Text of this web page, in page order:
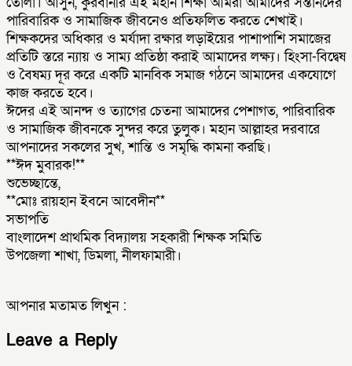
পারিবারিক ও সামাজিক জীবনেও প্রতিফলিত করতে শেখাই।
শিক্ষকদের অধিকার ও মর্যাদা রক্ষার লড়াইয়ের পাশাপাশি সমাজের
প্রতিটি স্তরে ন্যায় ও সাম্য প্রতিষ্ঠা করাই আমাদের লক্ষ্য। হিংসা-বিদ্বেষ
ও বৈষম্য দূর করে একটি মানবিক সমাজ গঠনে আমাদের একযোগে
কাজ করতে হবে।
ঈদের এই আনন্দ ও ত্যাগের চেতনা আমাদের পেশাগত, পারিবারিক
ও সামাজিক জীবনকে সুন্দর করে তুলুক। মহান আল্লাহর দরবারে
আপনাদের সকলের সুখ, শান্তি ও সমৃদ্ধি কামনা করছি।
**ঈদ মুবারক!**
শুভেচ্ছান্তে,
**মোঃ রায়হান ইবনে আবেদীন**
সভাপতি
বাংলাদেশ প্রাথমিক বিদ্যালয় সহকারী শিক্ষক সমিতি
উপজেলা শাখা, ডিমলা, নীলফামারী।
আপনার মতামত লিখুন :
Leave a Reply